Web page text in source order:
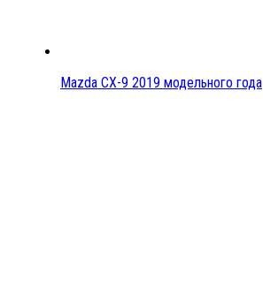
Mazda CX-9 2019 модельного года